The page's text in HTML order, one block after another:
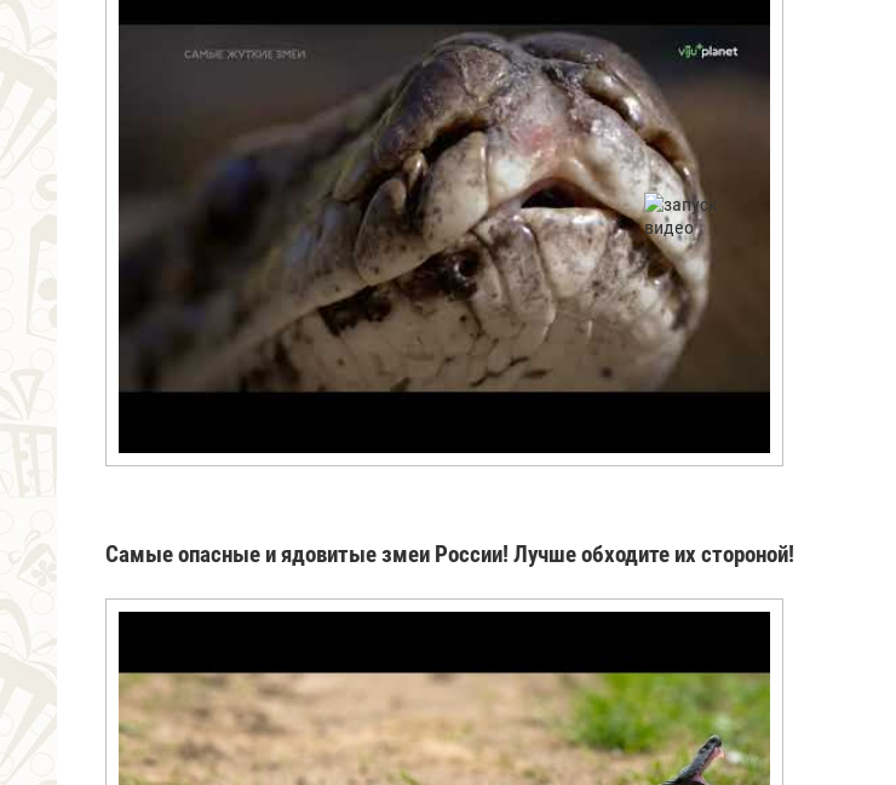
Самые опасные и ядовитые змеи России! Лучше обходите их стороной!